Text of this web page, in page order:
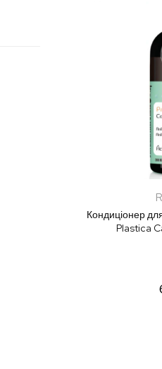
Кондиціонер
Plastica